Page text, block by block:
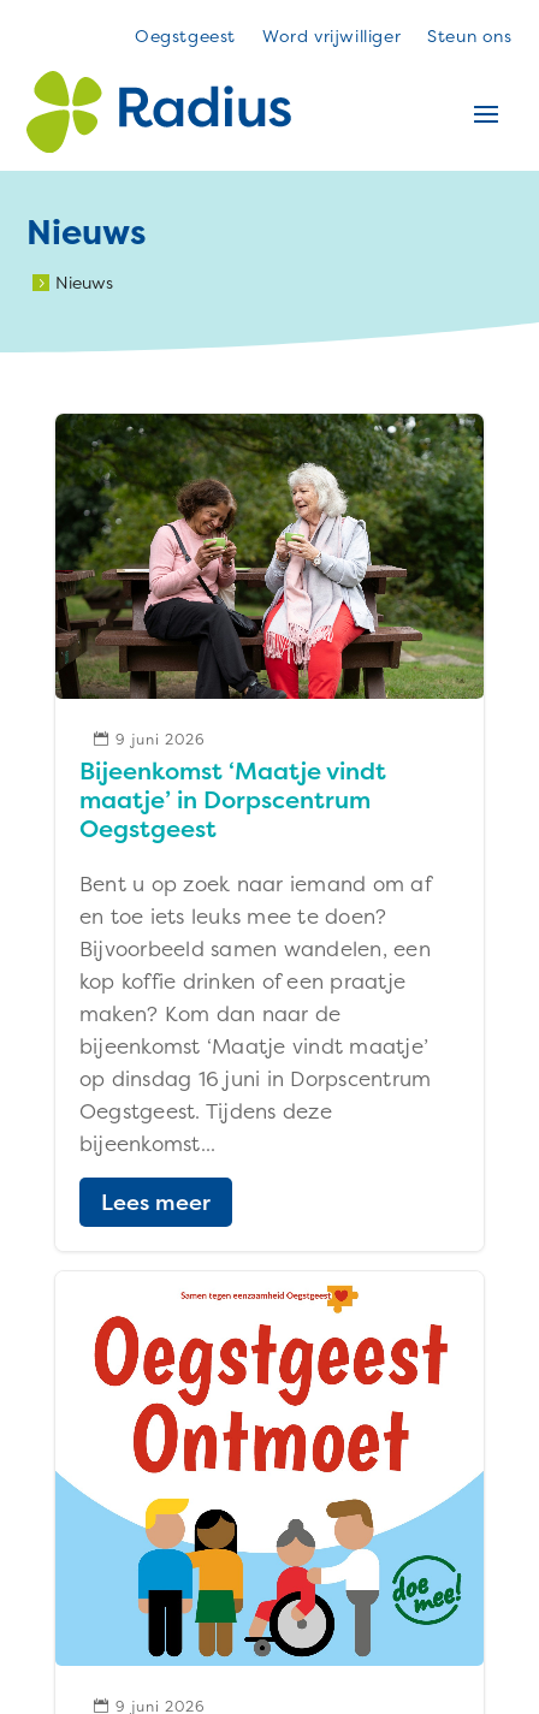
Oegstgeest Word vrijwilliger Steun ons
Nieuws
5 Nieuws
Bijeenkomst ‘Maatje vindt
maatje’ in Dorpscentrum
Oegstgeest
Bent u op zoek naar iemand om af
en toe iets leuks mee te doen?
Bijvoorbeeld samen wandelen, een
kop koffie drinken of een praatje
maken? Kom dan naar de
bijeenkomst ‘Maatje vindt maatje’
op dinsdag 16 juni in Dorpscentrum
Oegstgeest. Tijdens deze
bijeenkomst...
Lees meer
 9 juni 2026
 9 juni 2026